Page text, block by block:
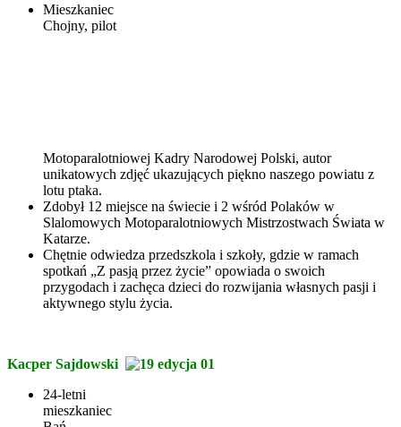
Mieszkaniec
Chojny, pilot
Motoparalotniowej Kadry Narodowej Polski, autor
unikatowych zdjęć ukazujących piękno naszego powiatu z
lotu ptaka.
Zdobył 12 miejsce na świecie i 2 wśród Polaków w
Slalomowych Motoparalotniowych Mistrzostwach Świata w
Katarze.
Chętnie odwiedza przedszkola i szkoły, gdzie w ramach
spotkań „Z pasją przez życie” opowiada o swoich
przygodach i zachęca dzieci do rozwijania własnych pasji i
aktywnego stylu życia.
Kacper Sajdowski
24-letni
mieszkaniec